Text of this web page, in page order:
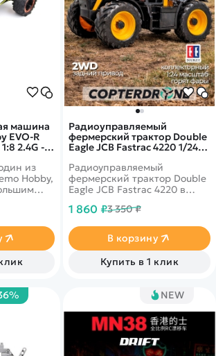
машина
EVO-R
2.4G -
из
Hobby,
1:8. Это
будет
на
Радиоуправляемый
фермерский трактор Double
Eagle JCB Fastrac 4220 1/24
Радиоуправляемый
фермерский трактор Double
Eagle JCB Fastrac 4220 в
из высококачественного и
пластика ABS. Детали
выполнены тщательно,
чтобы создать впечатление
настоящего автомобиля. К
присоединить прицеп,
который при желании легко
снять. Игра с трактором
сопровождается
реалистичными звуковыми
эффектами. Трактор уже
1 860 ₽3 350 ₽
В корзину
Купить в 1 клик
NEW